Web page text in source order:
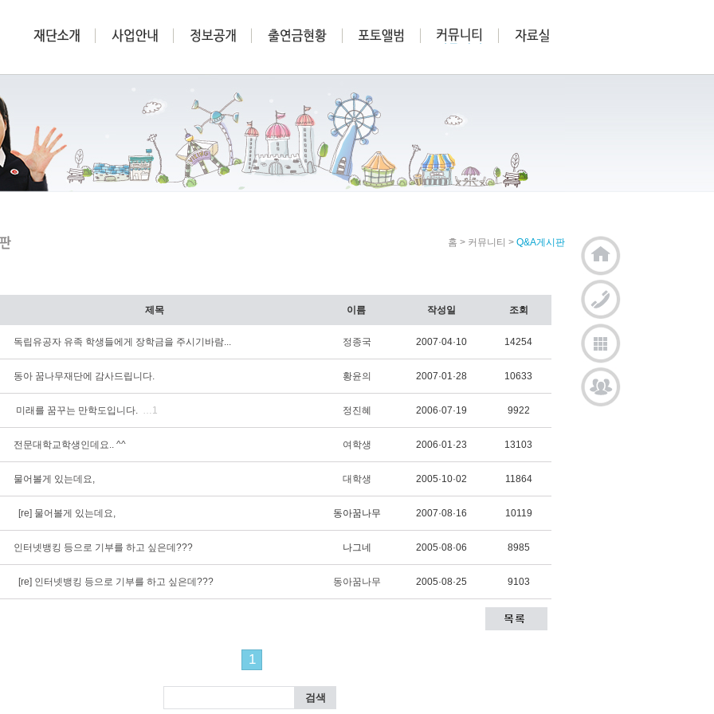
홈 > 커뮤니티 > Q&A게시판
제목 이름 작성일 조회
독립유공자 유족 학생들에게 장학금을 주시기바람... 정종국 2007·04·10 14254
동아 꿈나무재단에 감사드립니다. 황윤의 2007·01·28 10633
미래를 꿈꾸는 만학도입니다. …1 정진혜 2006·07·19 9922
전문대학교학생인데요.. ^^ 여학생 2006·01·23 13103
물어볼게 있는데요, 대학생 2005·10·02 11864
[re] 물어볼게 있는데요, 동아꿈나무 2007·08·16 10119
인터넷뱅킹 등으로 기부를 하고 싶은데??? 나그네 2005·08·06 8985
[re] 인터넷뱅킹 등으로 기부를 하고 싶은데??? 동아꿈나무 2005·08·25 9103
1